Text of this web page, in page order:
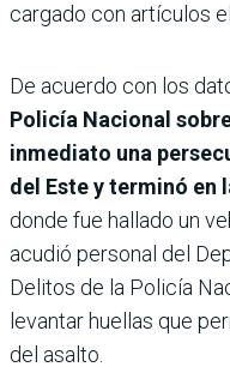
cargado con artículos
De acuerdo con los
Policía Nacional
inmediato una
del Este y terminó en
donde fue hallado un
acudió personal del
Delitos de la Policía
levantar huellas que
del asalto.